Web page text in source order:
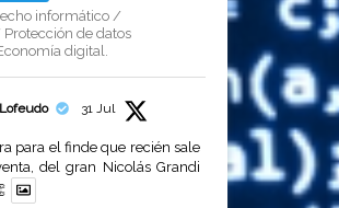
informático /
de datos
digital.
31 Jul
para el finde que recién sale
del gran Nicolás Grandi